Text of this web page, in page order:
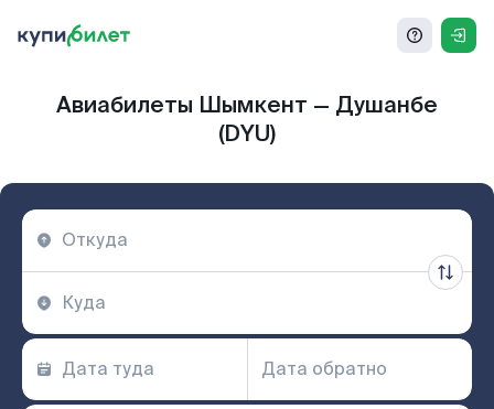
Авиабилеты Шымкент — Душанбе
(DYU)